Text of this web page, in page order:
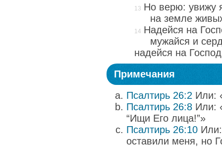
Но верю: увижу
на земле
Надейся на
мужайся и
надейся на
Примечания
Псалтирь 26:2 Или:
Псалтирь 26:8 Или:
“Ищи Его лица!”»
Псалтирь 26:10
оставили меня, но